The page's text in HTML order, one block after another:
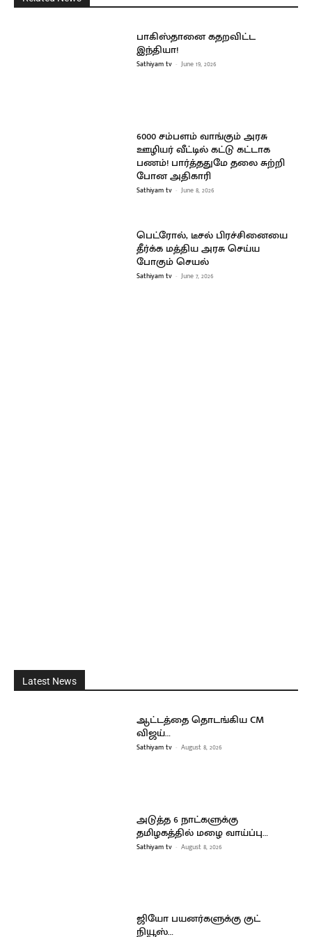
பாகிஸ்தானை கதறவிட்ட
இந்தியா!
Sathiyam tv - June 19, 2026
6000 சம்பளம் வாங்கும் அரசு
ஊழியர் வீட்டில் கட்டு கட்டாக
பணம்! பார்த்ததுமே தலை சுற்றி
போன அதிகாரி
Sathiyam tv - June 8, 2026
பெட்ரோல், டீசல் பிரச்சினையை
தீர்க்க மத்திய அரசு செய்ய
போகும் செயல்
Sathiyam tv - June 7, 2026
Latest News
ஆட்டத்தை தொடங்கிய CM
விஜய்…
Sathiyam tv - August 8, 2026
அடுத்த 6 நாட்களுக்கு
தமிழகத்தில் மழை வாய்ப்பு…
Sathiyam tv - August 8, 2026
ஜியோ பயனர்களுக்கு குட்
நியூஸ்…